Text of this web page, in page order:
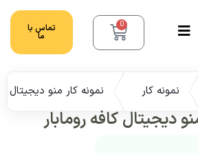
0 تماس با
ما
نمونه کار نمونه کار منو دیجیتال
دیجیتال کافه رومابار